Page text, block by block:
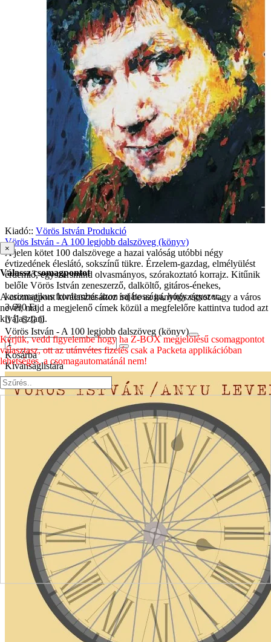
Kiadó:: Vörös István Produkció
Vörös István - A 100 legjobb dalszöveg (könyv)
A jelen kötet 100 dalszövege a hazai valóság utóbbi négy
évtizedének éleslátó, sokszínű tükre. Érzelem-gazdag, elmélyülést
érdemlő, egyszersmind olvasmányos, szórakoztató korrajz. Kitűnik
belőle Vörös István zeneszerző, dalköltő, gitáros-énekes,
karizmatikus frontember azon sajátossága, hogy egyszer..
3 690 Ft
Vörös István - A 100 legjobb dalszöveg (könyv)
Kosárba
Kívánságlistára
×
Válassz csomagpontot
A csomagpont kiválasztásához írd be az irányítószámot vagy a város
nevét, majd a megjelenő címek közül a megfelelőre kattintva tudod azt
kiválasztani.
Kérjük, vedd figyelembe hogy ha Z-BOX megjelölésű csomagpontot
választasz, ott az utánvétes fizetés csak a Packeta applikációban
lehetséges, a csomagautomatánál nem!